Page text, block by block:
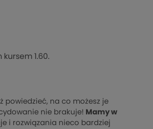
1.60.
powiedzieć, na co możesz je
nie brakuje! Mamy w
i rozwiązania nieco bardziej